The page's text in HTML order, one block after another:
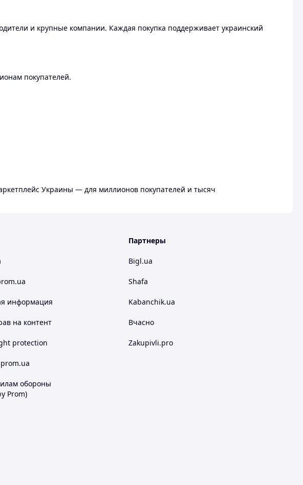
и крупные компании. Каждая покупка поддерживает украинский
покупателей.
Украины — для миллионов покупателей и тысяч
информация
на контент
protection
обороны
Prom)
Партнеры
Bigl.ua
Shafa
Kabanchik.ua
Вчасно
Zakupivli.pro